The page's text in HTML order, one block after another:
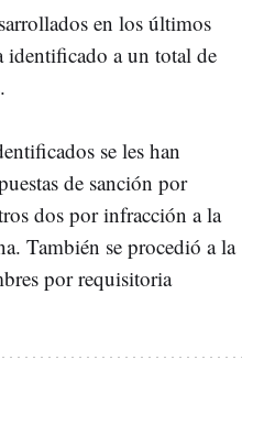
en los últimos
identificado a un total de
se les han
de sanción por
dos por infracción a la
También se procedió a la
por requisitoria